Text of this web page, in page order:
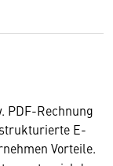
PDF-Rechnung
E-
Vorteile.